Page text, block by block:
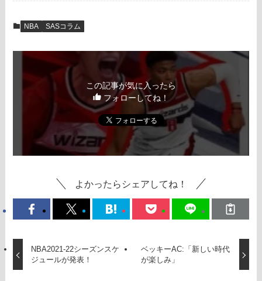
NBA SASコラム
この記事が気に入ったら
フォローしてね！
よかったらシェアしてね！
NBA2021-22シーズンスケ
ジュールが発表！
ベッキーAC:「新しい時代
が楽しみ」